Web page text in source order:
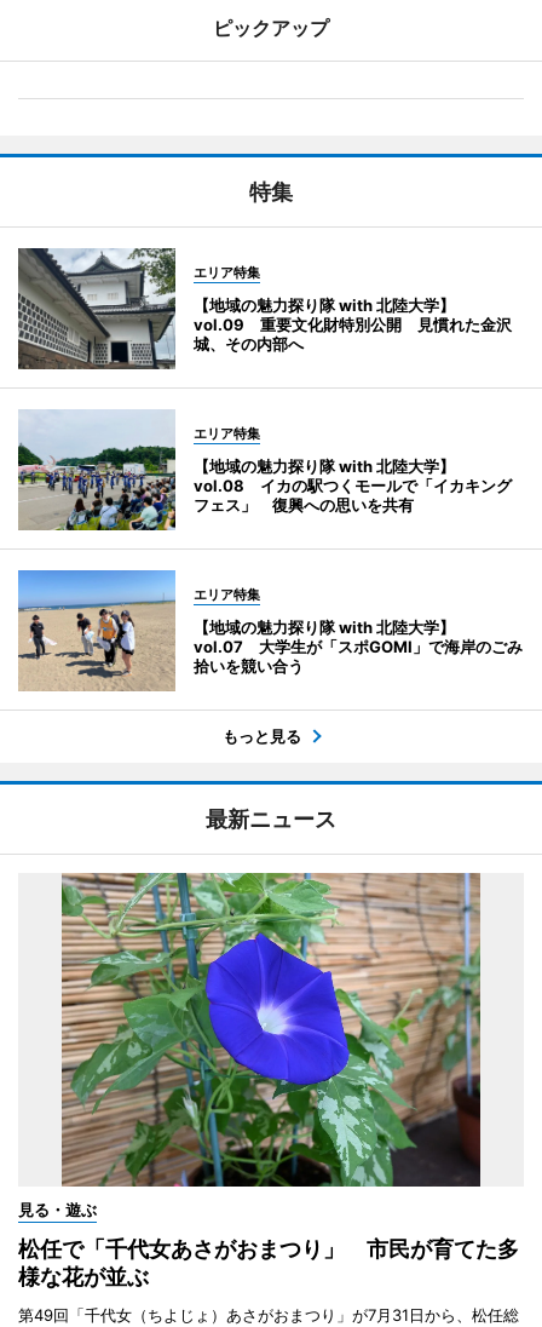
ピックアップ
特集
エリア特集
【地域の魅力探り隊 with 北陸大学】
vol.09 重要文化財特別公開 見慣れた金沢
城、その内部へ
エリア特集
【地域の魅力探り隊 with 北陸大学】
vol.08 イカの駅つくモールで「イカキング
フェス」 復興への思いを共有
エリア特集
【地域の魅力探り隊 with 北陸大学】
vol.07 大学生が「スポGOMI」で海岸のごみ
拾いを競い合う
もっと見る
最新ニュース
見る・遊ぶ
松任で「千代女あさがおまつり」 市民が育てた多
様な花が並ぶ
第49回「千代女（ちよじょ）あさがおまつり」が7月31日から、松任総